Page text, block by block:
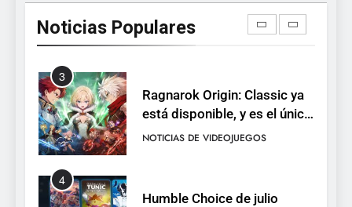
Noticias Popularescon una demo disponible
hasta el 12 de agosto
NOTICIAS DE VIDEOJUEGOS
3
Ragnarok Origin: Classic ya
está disponible, y es el único
RO F2P-friendly de la saga
NOTICIAS DE VIDEOJUEGOS
4
Humble Choice de julio